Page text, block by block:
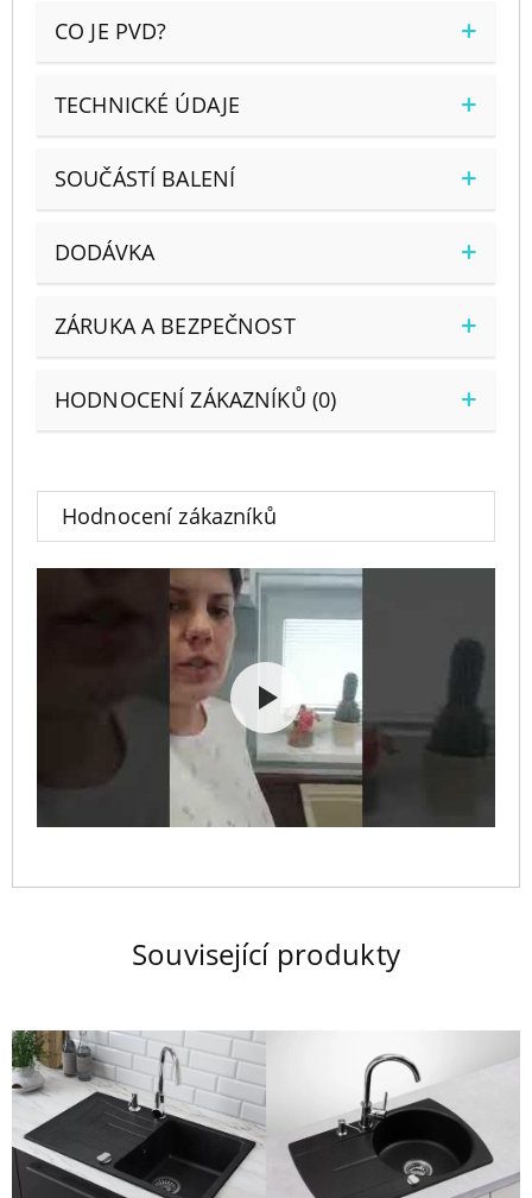
Hodnocení zákazníků
CO JE PVD?
TECHNICKÉ ÚDAJE
SOUČÁSTÍ BALENÍ
DODÁVKA
ZÁRUKA A BEZPEČNOST
HODNOCENÍ ZÁKAZNÍKŮ (0)
Související produkty